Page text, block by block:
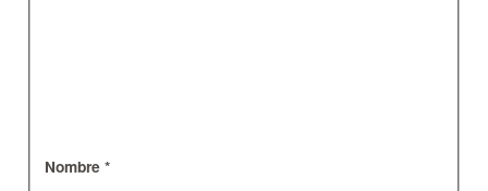
Nombre *